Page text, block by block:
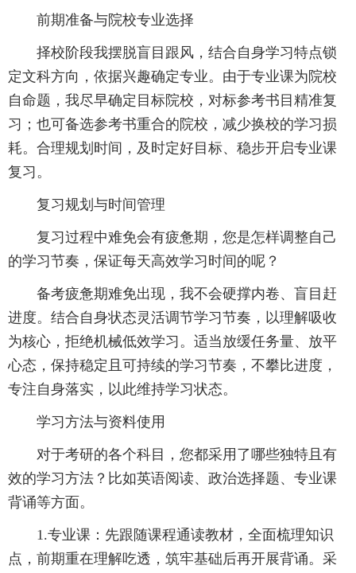
前期准备与院校专业选择
择校阶段我摆脱盲目跟风，结合自身学习特点锁
定文科方向，依据兴趣确定专业。由于专业课为院校
自命题，我尽早确定目标院校，对标参考书目精准复
习；也可备选参考书重合的院校，减少换校的学习损
耗。合理规划时间，及时定好目标、稳步开启专业课
复习。
复习规划与时间管理
复习过程中难免会有疲惫期，您是怎样调整自己
的学习节奏，保证每天高效学习时间的呢？
备考疲惫期难免出现，我不会硬撑内卷、盲目赶
进度。结合自身状态灵活调节学习节奏，以理解吸收
为核心，拒绝机械低效学习。适当放缓任务量、放平
心态，保持稳定且可持续的学习节奏，不攀比进度，
专注自身落实，以此维持学习状态。
学习方法与资料使用
对于考研的各个科目，您都采用了哪些独特且有
效的学习方法？比如英语阅读、政治选择题、专业课
背诵等方面。
1.专业课：先跟随课程通读教材，全面梳理知识
点，前期重在理解吃透，筑牢基础后再开展背诵。采